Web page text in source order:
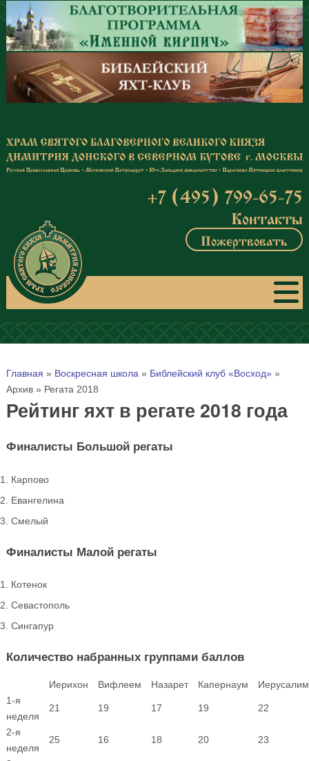
Перейти к основному содержанию
+7 (495) 799-65-75
Контакты
Пожертвовать
Вы здесь
Главная » Воскресная школа » Библейский клуб «Восход»»
Архив» Регата 2018
Рейтинг яхт в регате 2018 года
Финалисты Большой регаты
Карпово
Евангелина
Смелый
Финалисты Малой регаты
Котенок
Севастополь
Сингапур
Количество набранных группами баллов
Иерихон Вифлеем Назарет Капернаум
Иерусалим
1-я
неделя
21 19 17 19 22
2-я
неделя
25 16 18 20 23